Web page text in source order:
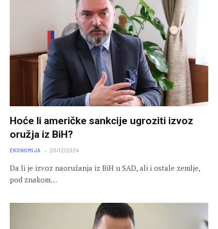
Hoće li američke sankcije ugroziti izvoz
oružja iz BiH?
EKONOMIJA 20/12/2024
Da li je izvoz naoružanja iz BiH u SAD, ali i ostale zemlje,
pod znakom…